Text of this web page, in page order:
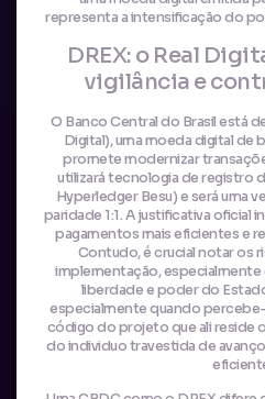
representa a intensificação do
DREX: o Real
vigilância e
O Banco Central do Brasil está
Digital), uma moeda digital de
promete modernizar
utilizará tecnologia de registro
Hyperledger Besu) e será uma
paridade 1:1. A justificativa oficial
pagamentos mais eficientes e
Contudo, é crucial notar os
implementação,
liberdade e poder do
especialmente quando
código do projeto que ali reside
do individuo travestida de